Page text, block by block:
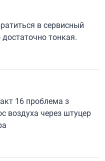
в сервисный
достаточно тонкая.
16 проблема з
воздуха через штуцер